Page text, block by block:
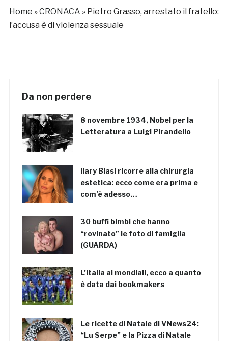
Home »CRONACA » Pietro Grasso, arrestato il fratello:
l’accusa è di violenza sessuale
Da non perdere
8 novembre 1934, Nobel per la
Letteratura a Luigi Pirandello
Ilary Blasi ricorre alla chirurgia
estetica: ecco come era prima e
com’è adesso…
30 buffi bimbi che hanno
“rovinato” le foto di famiglia
(GUARDA)
L’Italia ai mondiali, ecco a quanto
è data dai bookmakers
Le ricette di Natale di VNews24:
“Lu Serpe” e la Pizza di Natale